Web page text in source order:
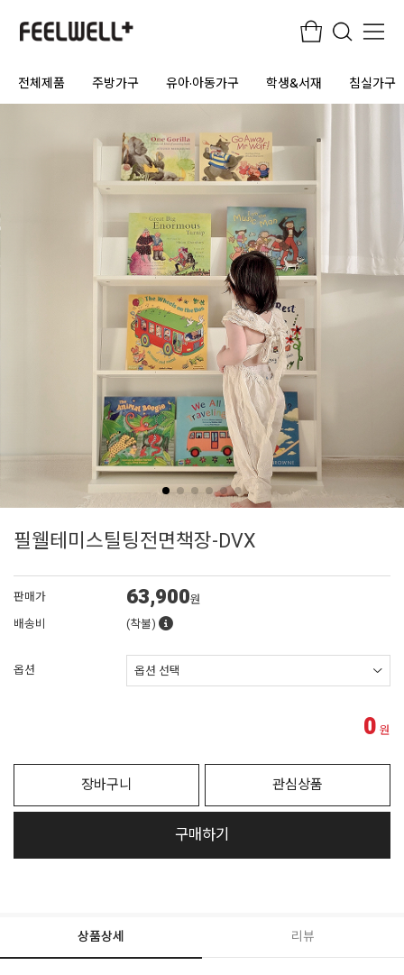
전체제품 주방가구 유아·아동가구 학생&서재 침실가구
필웰테미스틸팅전면책장-DVX
판매가 63,900원
배송비
(착불)
옵션
0 원
장바구니 관심상품
구매하기
상품상세 리뷰